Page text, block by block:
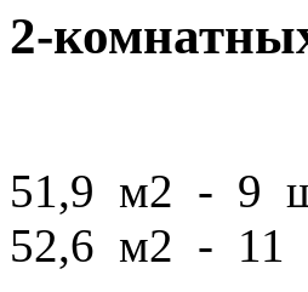
2-
51,9 м2 - 9
52,6 м2 - 11